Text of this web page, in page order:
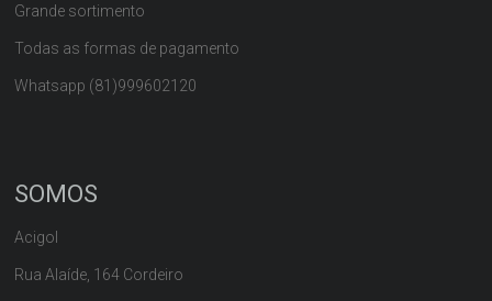
Grande sortimento
Todas as formas de pagamento
Whatsapp (81)999602120
SOMOS
Acigol
Rua Alaíde, 164 Cordeiro